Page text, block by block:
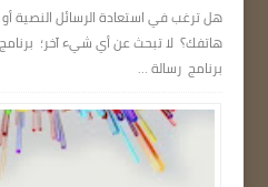
هل ترغب في استعادة الرسائل النصية
هاتفك؟ لا تبحث عن أي شيء آخر؛
برنامج رسالة ...